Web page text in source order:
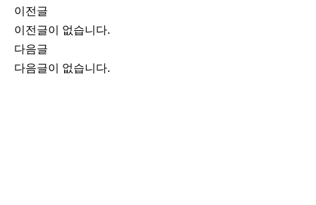
e
이전글
이전글이 없습니다.
다음글
다음글이 없습니다.